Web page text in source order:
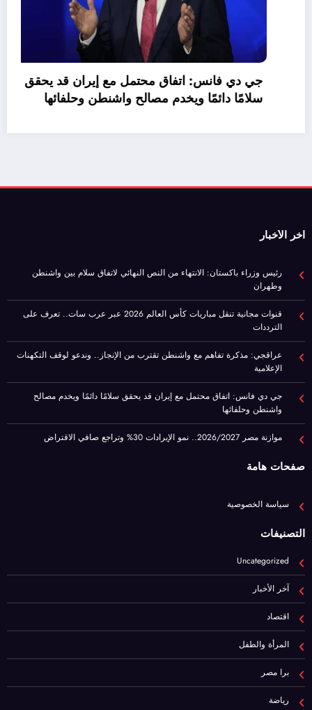
وتراجع صافي الاقتراض
الترددات
الإعلامية
واشنطن وحلفائها
صفحات هامة
سياسة الخصوصية
التصنيفات
Uncategorized
آخر الأخبار
اقتصاد
المرأة والطفل
برا مصر
رياضة
عيشها ببساطة
فن